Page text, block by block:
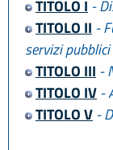
TITOLO I -
TITOLO II -
servizi
TITOLO III -
TITOLO IV-
TITOLO V-